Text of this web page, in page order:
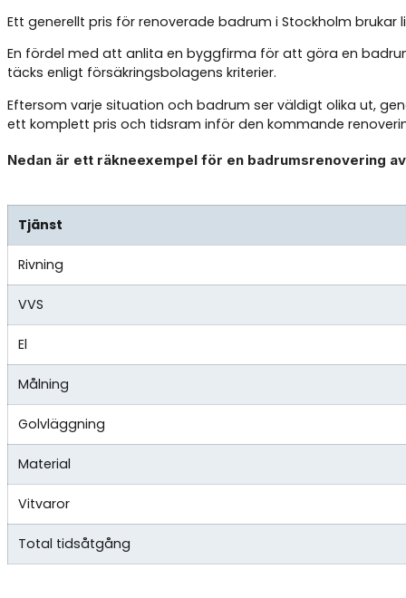
Ett generellt pris för renoverade badrum i Stockholm
En fördel med att anlita en byggfirma för att göra en
täcks enligt försäkringsbolagens kriterier.
Eftersom varje situation och badrum ser väldigt olika ut,
ett komplett pris och tidsram inför den kommande
Nedan är ett räkneexempel för en badrumsrenovering
Tjänst
Rivning
VVS
El
Målning
Golvläggning
Material
Vitvaror
Total tidsåtgång